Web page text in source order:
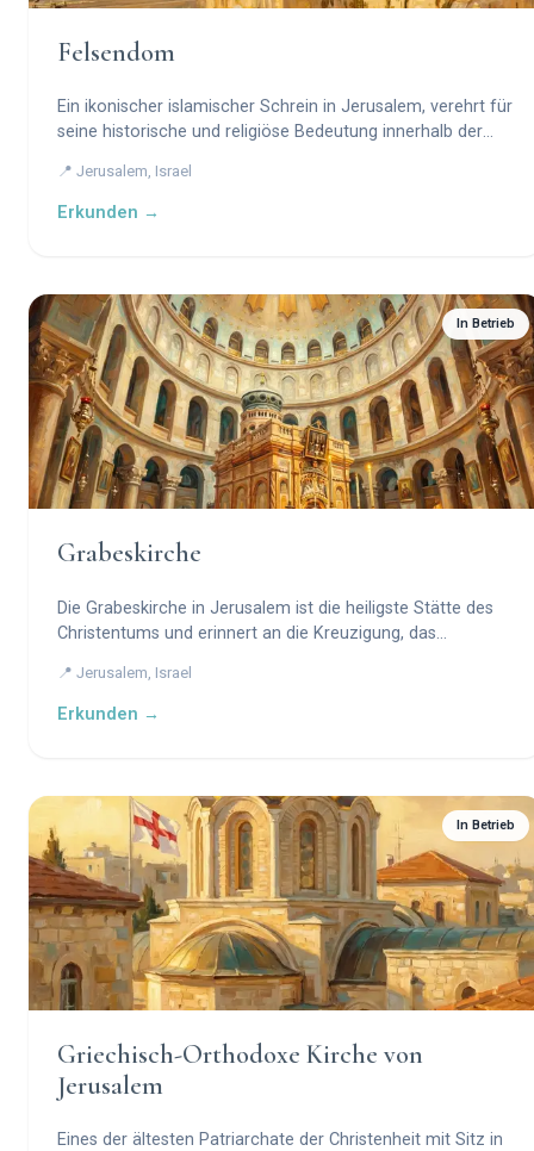
Felsendom
Ein ikonischer islamischer Schrein in Jerusalem, verehrt für
seine historische und religiöse Bedeutung innerhalb der
📍 Jerusalem, Israel
Erkunden →
In Betrieb
Grabeskirche
Die Grabeskirche in Jerusalem ist die heiligste Stätte des
Christentums und erinnert an die Kreuzigung, das
📍 Jerusalem, Israel
Erkunden →
In Betrieb
Griechisch-Orthodoxe Kirche von
Jerusalem
Eines der ältesten Patriarchate der Christenheit mit Sitz in